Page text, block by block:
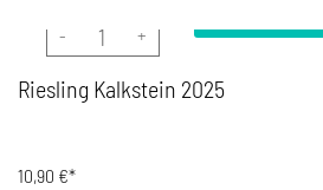
Riesling Kalkstein 2025 Menge
Riesling Kalkstein 2025
10,90 €*